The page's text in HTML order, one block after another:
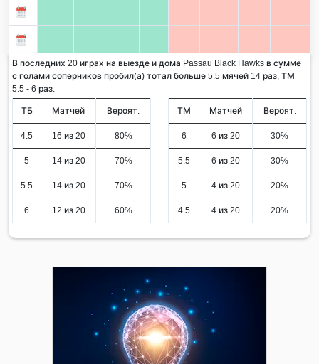
В последних 20 играх на выезде и дома Passau Black Hawks в сумме
с голами соперников пробил(а) тотал больше 5.5 мячей 14 раз, ТМ
5.5 - 6 раз.
ТБ Матчей Вероят.
4.5 16 из 20 80%
5 14 из 20 70%
5.5 14 из 20 70%
6 12 из 20 60%
ТМ Матчей Вероят.
6 6 из 20 30%
5.5 6 из 20 30%
5 4 из 20 20%
4.5 4 из 20 20%